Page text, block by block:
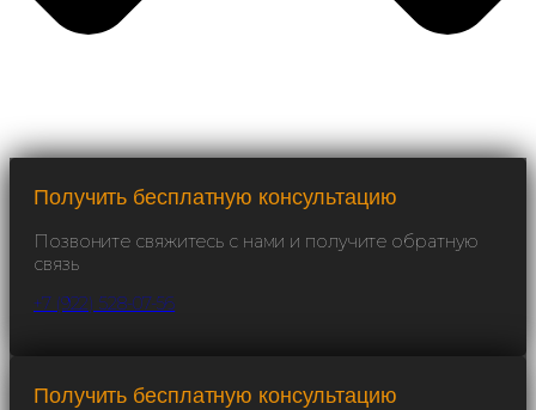
Получить бесплатную консультацию
Позвоните свяжитесь с нами и получите обратную
связь
+7 (922) 528-07-56
Получить бесплатную консультацию